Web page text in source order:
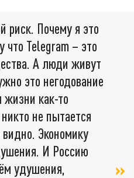
риск. Почему я это
что Telegram – это
А люди живут
это негодование
жизни как-то
не пытается
Экономику
И Россию
удушения,